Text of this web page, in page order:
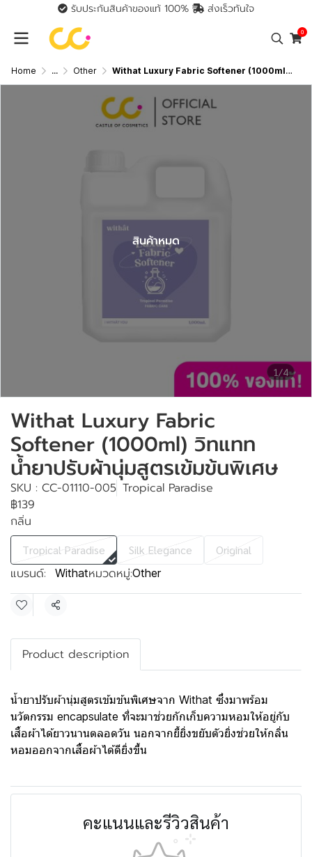
รับประกันสินค้าของแท้ 100% ส่งเร็วทันใจ
0
Home ... Other Withat Luxury Fabric Softener (1000ml) วิทแทท น้ำยาปรับผ้านุ่มสูตรเข้มข้นพิเศษ
1/4
สินค้าหมด
Withat Luxury Fabric
Softener (1000ml) วิทแทท
น้ำยาปรับผ้านุ่มสูตรเข้มข้นพิเศษ
SKU : CC-01110-005 Tropical Paradise
฿139
กลิ่น
Tropical Paradise Silk Elegance Original
แบรนด์: Withatหมวดหมู่:Other
แชร์
Product description
น้ำยาปรับผ้านุ่มสูตรเข้มข้นพิเศษจาก Withat ซึ่งมาพร้อม
นวัตกรรม encapsulate ที่จะมาช่วยกักเก็บความหอมให้อยู่กับ
เสื้อผ้าได้ยาวนานตลอดวัน นอกจากยี้ยิ่งขยับตัวยิ่งช่วยให้กลิ่น
หอมออกจากเสื้อผ้าได้ดียิ่งขึ้น
คะแนนและรีวิวสินค้า